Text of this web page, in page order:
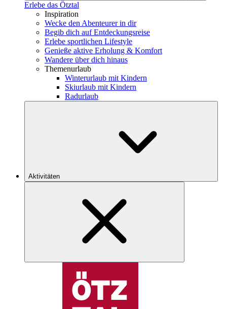
Erlebe das Ötztal
Inspiration
Wecke den Abenteurer in dir
Begib dich auf Entdeckungsreise
Erlebe sportlichen Lifestyle
Genieße aktive Erholung & Komfort
Wandere über dich hinaus
Themenurlaub
Winterurlaub mit Kindern
Skiurlaub mit Kindern
Radurlaub
Aktivitäten